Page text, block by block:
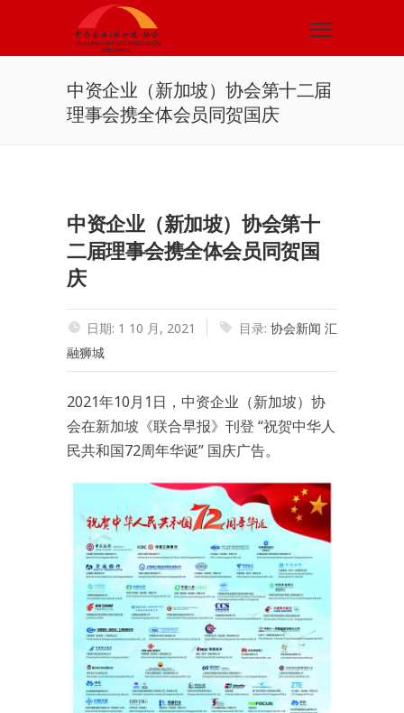
中资企业（新加坡）协会第十二届
理事会携全体会员同贺国庆
中资企业（新加坡）协会第十
二届理事会携全体会员同贺国
庆
日期: 1 10 月, 2021 目录: 协会新闻 汇
融狮城
2021年10月1日，中资企业（新加坡）协
会在新加坡《联合早报》刊登 “祝贺中华人
民共和国72周年华诞” 国庆广告。